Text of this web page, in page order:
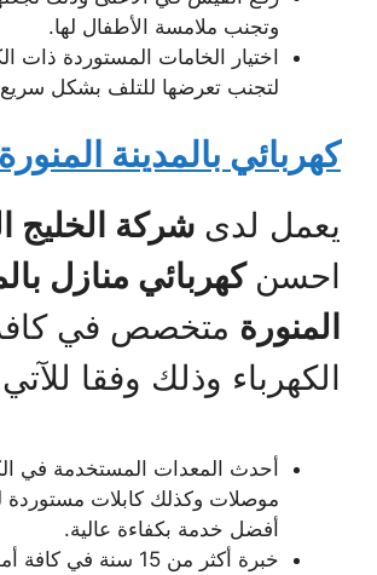
وتجنب ملامسة الأطفال لها.
اختيار الخامات المستوردة ذات
لتجنب تعرضها للتلف بشكل
كهربائي بالمدينة المنورة
يعمل لدى شركة الخليج
احسنكهربائي منازل
المنورة متخصص في
الكهرباء وذلك وفقا
أحدث المعدات المستخدمة في
موصلات وكذلك كابلات
أفضل خدمة بكفاءة عالية.
خبرة أكثر من 15 سنة في